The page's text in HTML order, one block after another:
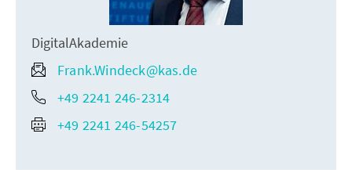
DigitalAkademie
Frank.Windeck@kas.de
+49 2241 246-2314
+49 2241 246-54257